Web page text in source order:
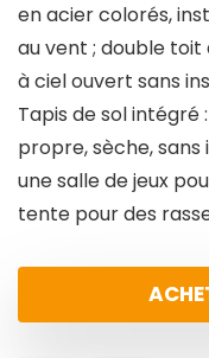
en acier colorés,
au vent ; double
à ciel ouvert sans
Tapis de sol intégré
propre, sèche,
une salle de jeux
tente pour des